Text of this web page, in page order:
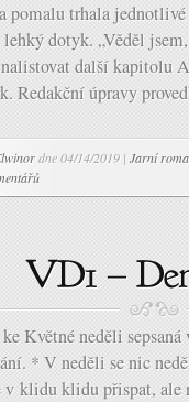
pomalu trhala
dotyk. „Věděl
další kapitolu
Redakční úpravy
dne 04/14/2019 | Jarní
Květné neděli
* V neděli se nic
v klidu klidu přispat, ale